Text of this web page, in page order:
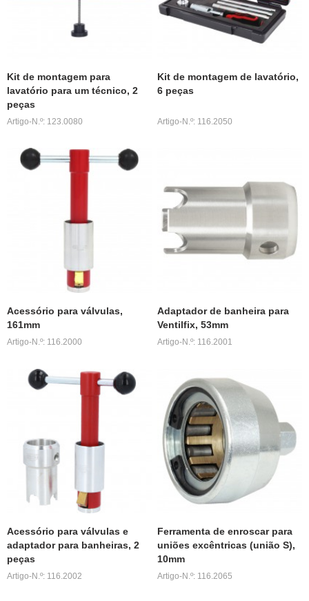
Kit de montagem para
lavatório para um técnico, 2
peças
Artigo-N.º: 123.0080
Kit de montagem de lavatório,
6 peças
Artigo-N.º: 116.2050
Acessório para válvulas,
161mm
Artigo-N.º: 116.2000
Adaptador de banheira para
Ventilfix, 53mm
Artigo-N.º: 116.2001
Acessório para válvulas e
adaptador para banheiras, 2
peças
Artigo-N.º: 116.2002
Ferramenta de enroscar para
uniões excêntricas (união S),
10mm
Artigo-N.º: 116.2065